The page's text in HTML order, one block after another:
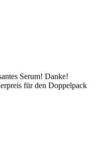
Serum! Danke!
für den Doppelpack